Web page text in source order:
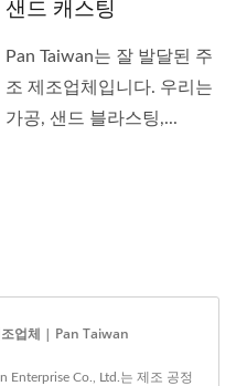
샌드 캐스팅
Pan Taiwan는 잘 발달된 주
조 제조업체입니다. 우리는
가공, 샌드 블라스팅,...
업체 | Pan Taiwan
Enterprise Co., Ltd.는 제조 공정